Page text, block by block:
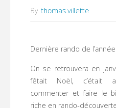
By thomas.villette
Dernière rando de
On se retrouvera en
fêtait Noël, c’était
commenter et faire le
riche en rando-